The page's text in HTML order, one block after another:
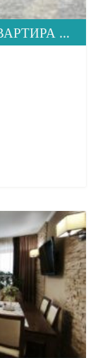
ПРОДАЄТЬСЯ 2-КІМНАТНА КВАРТИРА В М. УЖГОРОД, ВУЛ. ТЛЕХАСА 19, ЖК “WEST TOWERS”